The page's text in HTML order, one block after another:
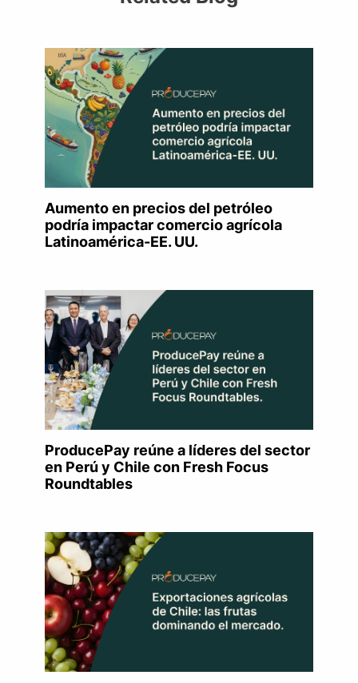
Aumento en precios del petróleo
podría impactar comercio agrícola
Latinoamérica-EE. UU.
ProducePay reúne a líderes del sector
en Perú y Chile con Fresh Focus
Roundtables